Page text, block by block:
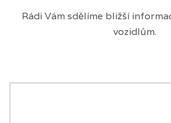
Rádi Vám sdělíme bližší
vozidlům.